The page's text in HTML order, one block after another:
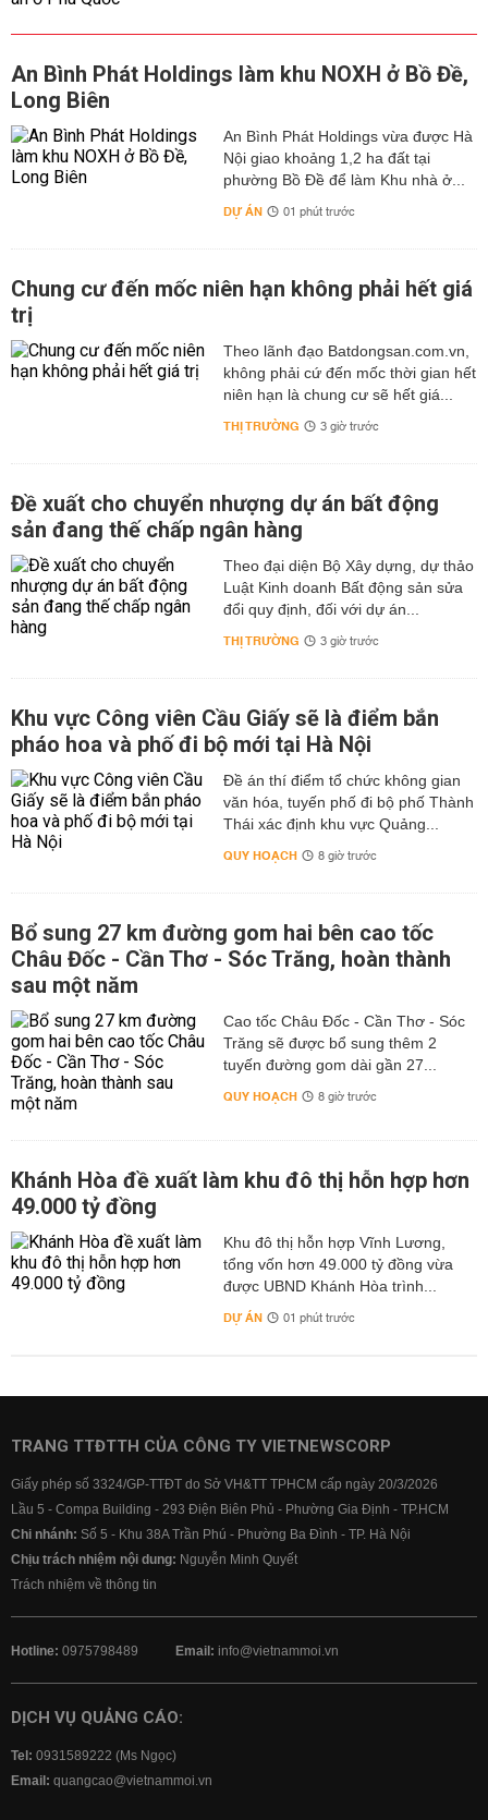
An Bình Phát Holdings làm khu NOXH ở Bồ Đề,
Long Biên
An Bình Phát Holdings vừa được Hà
Nội giao khoảng 1,2 ha đất tại
phường Bồ Đề để làm Khu nhà ở...
DỰ ÁN 01 phút trước
Chung cư đến mốc niên hạn không phải hết giá
trị
Theo lãnh đạo Batdongsan.com.vn,
không phải cứ đến mốc thời gian hết
niên hạn là chung cư sẽ hết giá...
THỊ TRƯỜNG 3 giờ trước
Đề xuất cho chuyển nhượng dự án bất động
sản đang thế chấp ngân hàng
Theo đại diện Bộ Xây dựng, dự thảo
Luật Kinh doanh Bất động sản sửa
đổi quy định, đối với dự án...
THỊ TRƯỜNG 3 giờ trước
Khu vực Công viên Cầu Giấy sẽ là điểm bắn
pháo hoa và phố đi bộ mới tại Hà Nội
Đề án thí điểm tổ chức không gian
văn hóa, tuyến phố đi bộ phố Thành
Thái xác định khu vực Quảng...
QUY HOẠCH 8 giờ trước
Bổ sung 27 km đường gom hai bên cao tốc
Châu Đốc - Cần Thơ - Sóc Trăng, hoàn thành
sau một năm
Cao tốc Châu Đốc - Cần Thơ - Sóc
Trăng sẽ được bổ sung thêm 2
tuyến đường gom dài gần 27...
QUY HOẠCH 8 giờ trước
Khánh Hòa đề xuất làm khu đô thị hỗn hợp hơn
49.000 tỷ đồng
Khu đô thị hỗn hợp Vĩnh Lương,
tổng vốn hơn 49.000 tỷ đồng vừa
được UBND Khánh Hòa trình...
DỰ ÁN 01 phút trước
TRANG TTĐTTH CỦA CÔNG TY VIETNEWSCORP
Giấy phép số 3324/GP-TTĐT do Sở VH&TT TPHCM cấp ngày 20/3/2026
Lầu 5 - Compa Building - 293 Điện Biên Phủ - Phường Gia Định - TP.HCM
Chi nhánh: Số 5 - Khu 38A Trần Phú - Phường Ba Đình - TP. Hà Nội
Chịu trách nhiệm nội dung: Nguyễn Minh Quyết
Trách nhiệm về thông tin
Hotline: 0975798489 Email: info@vietnammoi.vn
DỊCH VỤ QUẢNG CÁO:
Tel: 0931589222 (Ms Ngọc)
Email: quangcao@vietnammoi.vn